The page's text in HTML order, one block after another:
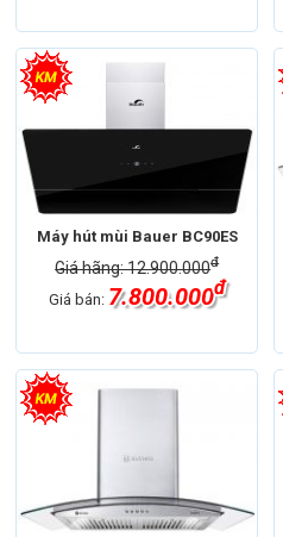
Máy hút mùi Bauer BC90ES
Giá hãng: 12.900.000đ
Giá bán: 7.800.000đ